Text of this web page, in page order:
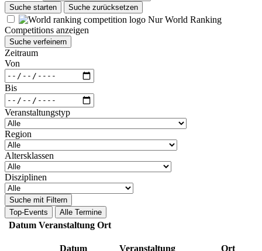
Suche starten Suche zurücksetzen
Nur World Ranking
Competitions anzeigen
Suche verfeinern
Zeitraum
Von
Bis
Veranstaltungstyp
Region
Altersklassen
Disziplinen
Suche mit Filtern
Top-Events
Alle Termine
Datum Veranstaltung Ort
Datum Veranstaltung
Ort